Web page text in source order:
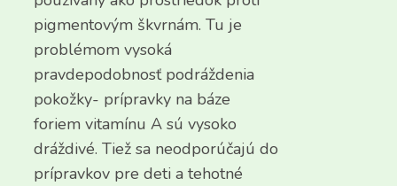
pigmentovým škvrnám. Tu je
problémom vysoká
pravdepodobnosť podráždenia
pokožky- prípravky na báze
foriem vitamínu A sú vysoko
dráždivé. Tiež sa neodporúčajú do
prípravkov pre deti a tehotné